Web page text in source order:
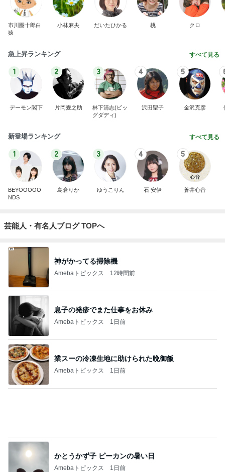
市川團十郎白
猿
小林麻央 だいたひかる 桃 クロ
急上昇ランキング すべて見る
1
デーモン閣下
2
片岡愛之助
3
林下清志(ビッ
グダディ)
4
沢田聖子
5
金沢克彦
新登場ランキング すべて見る
1
BEYOOOOO
NDS
2
島倉りか
3
ゆうこりん
4
石 安伊
5
蒼井心音
芸能人・有名人ブログ TOPへ
神がかってる掃除機
Amebaトピックス 12時間前
息子の発疹でまた仕事をお休み
Amebaトピックス 1日前
業スーの冷凍生地に助けられた晩御飯
Amebaトピックス 1日前
親の期待で言えなかった本当の気持
Amebaトピックス 14時間前